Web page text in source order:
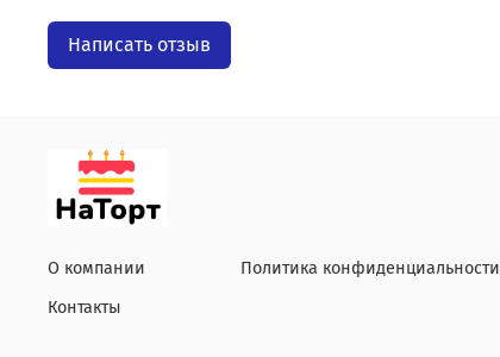
Написать отзыв
О компании
Контакты
Политика конфиденциальности